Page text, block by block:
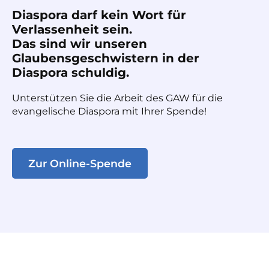
Diaspora darf kein Wort für
Verlassenheit sein.
Das sind wir unseren
Glaubensgeschwistern in der
Diaspora schuldig.
Unterstützen Sie die Arbeit des GAW für die
evangelische Diaspora mit Ihrer Spende!
Zur Online-Spende